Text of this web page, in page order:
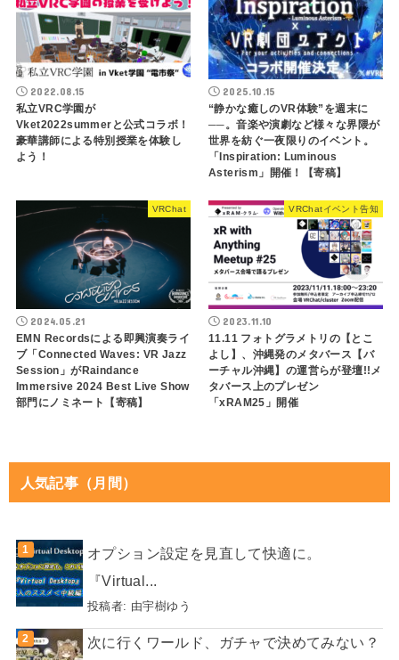
2022.08.15
私立VRC学園が
Vket2022summerと公式コラボ！
豪華講師による特別授業を体験し
よう！
2025.10.15
“静かな癒しのVR体験”を週末に
──。音楽や演劇など様々な界隈が
世界を紡ぐ一夜限りのイベント。
「Inspiration: Luminous
Asterism」開催！【寄稿】
VRChat
2024.05.21
EMN Recordsによる即興演奏ライ
ブ「Connected Waves: VR Jazz
Session」がRaindance
Immersive 2024 Best Live Show
部門にノミネート【寄稿】
VRChatイベント告知
2023.11.10
11.11 フォトグラメトリの【とこ
よし】、沖縄発のメタバース【バ
ーチャル沖縄】の運営らが登壇!!メ
タバース上のプレゼン
「xRAM25」開催
人気記事（月間）
オプション設定を見直して快適に。
『Virtual...
投稿者: 由宇樹ゆう
次に行くワールド、ガチャで決めてみない？